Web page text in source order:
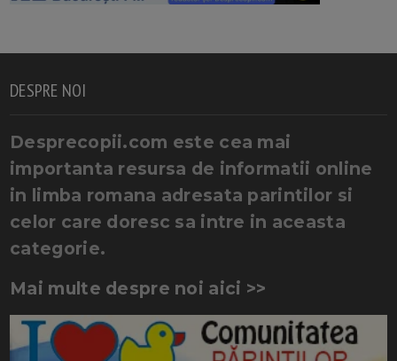
DESPRE NOI
Desprecopii.com este cea mai
importanta resursa de informatii online
in limba romana adresata parintilor si
celor care doresc sa intre in aceasta
categorie.
Mai multe despre noi aici >>